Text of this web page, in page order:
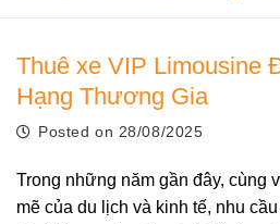
Thuê xe VIP Limousine
Hạng Thương Gia
Posted on 28/08/2025
Trong những năm gần đây, cùng
mẽ của du lịch và kinh tế, nhu cầu